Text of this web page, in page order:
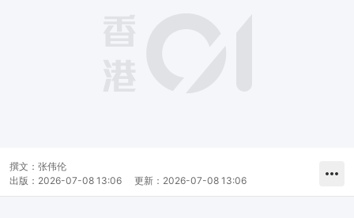
撰文： 张伟伦
出版： 2026-07-08 13:06 更新： 2026-07-08 13:06